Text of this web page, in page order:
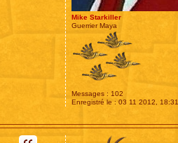
Mike Starkiller
Guerrier Maya
Messages : 102
Enregistré le : 03 11 2012, 18:31